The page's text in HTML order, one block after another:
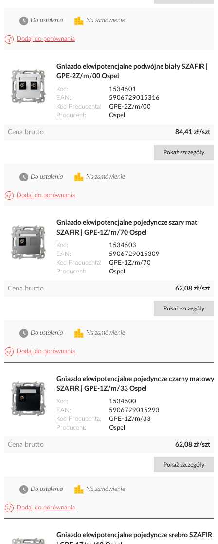
Dodaj do porównania
Na zamówienie
Do ustalenia
Gniazdo ekwipotencjalne podwójne biały SZAFIR |
GPE-2Z/m/00 Ospel
Kod
1534501
EAN
5906729015316
Kod Producenta
GPE-2Z/m/00
Producent
Ospel
Cena brutto 84,41 zł/szt
Pokaż szczegóły
Dodaj do porównania
Na zamówienie
Do ustalenia
Gniazdo ekwipotencjalne pojedyncze szary mat
SZAFIR | GPE-1Z/m/70 Ospel
Kod
1534503
EAN
5906729015309
Kod Producenta
GPE-1Z/m/70
Producent
Ospel
Cena brutto 62,08 zł/szt
Pokaż szczegóły
Dodaj do porównania
Na zamówienie
Do ustalenia
Gniazdo ekwipotencjalne pojedyncze czarny matowy
SZAFIR | GPE-1Z/m/33 Ospel
Kod
1534500
EAN
5906729015293
Kod Producenta
GPE-1Z/m/33
Producent
Ospel
Cena brutto 62,08 zł/szt
Pokaż szczegóły
Dodaj do porównania
Na zamówienie
Do ustalenia
Gniazdo ekwipotencjalne pojedyncze srebro SZAFIR